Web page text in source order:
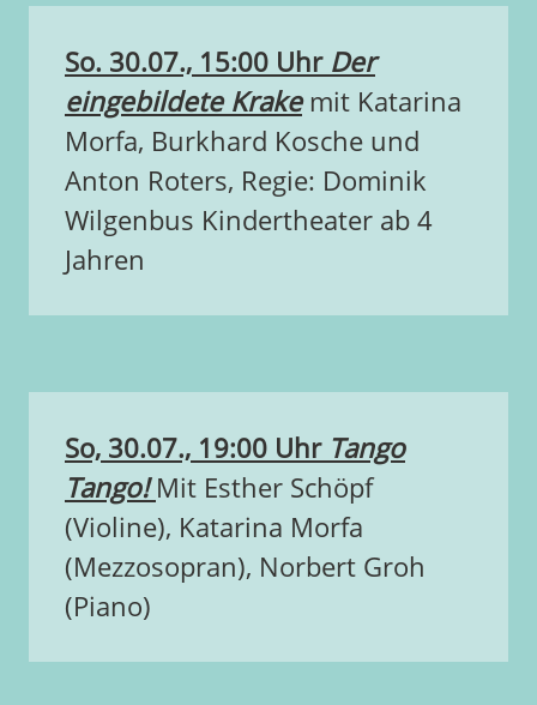
So. 30.07., 15:00 Uhr Der
eingebildete Krake mit Katarina
Morfa, Burkhard Kosche und
Anton Roters, Regie: Dominik
Wilgenbus Kindertheater ab 4
Jahren
So, 30.07., 19:00 Uhr Tango
Tango!Mit Esther Schöpf
(Violine), Katarina Morfa
(Mezzosopran), Norbert Groh
(Piano)